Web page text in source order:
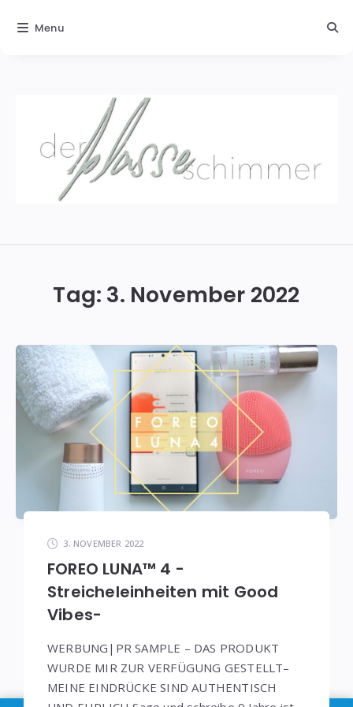
Tag: 3. November 2022
3. NOVEMBER 2022
FOREO LUNA™ 4 -
Streicheleinheiten mit Good
Vibes-
WERBUNG|PR SAMPLE – DAS PRODUKT
WURDE MIR ZUR VERFÜGUNG GESTELLT–
MEINE EINDRÜCKE SIND AUTHENTISCH
Menu